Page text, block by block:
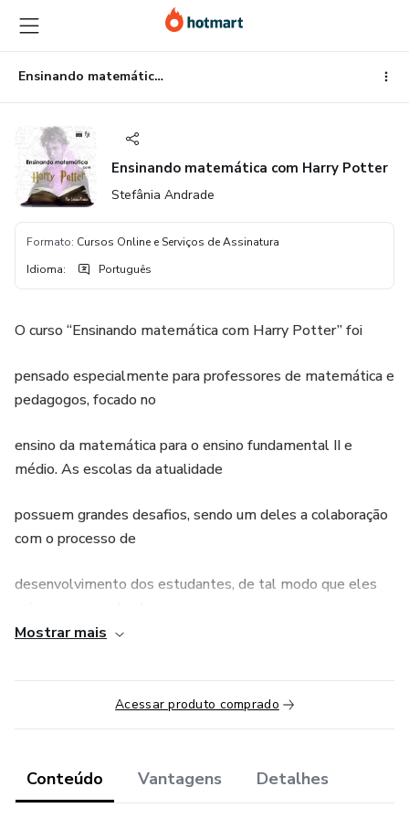
para
o
conteúdo
principal
para
o
pagamento
para
o
rodapé
Ensinando matemática com Harry Potter
Ensinando matemática com Harry Potter
Stefânia Andrade
Formato: Cursos Online e Serviços de Assinatura
Idioma: Português
O curso “Ensinando matemática com Harry Potter” foi
pensado especialmente para professores de matemática e
pedagogos, focado no
ensino da matemática para o ensino fundamental II e
médio. As escolas da atualidade
possuem grandes desafios, sendo um deles a colaboração
com o processo de
desenvolvimento dos estudantes, de tal modo que eles
motivos que influenciam suas
análise, avaliação, criação e conhecimento adquiridos pelo
Mostrar mais
Acessar produto comprado
Conteúdo Vantagens Detalhes